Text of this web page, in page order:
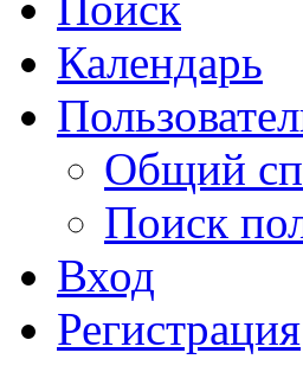
Календарь
Общий
Поиск
Вход
Регистрация